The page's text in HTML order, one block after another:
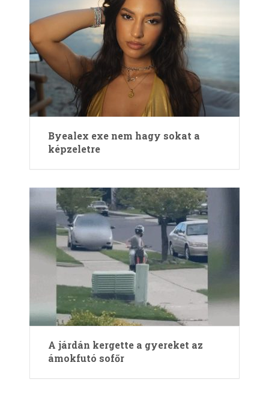
Byealex exe nem hagy sokat a
képzeletre
A járdán kergette a gyereket az
ámokfutó sofőr